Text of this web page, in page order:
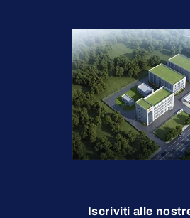
Iscriviti alle